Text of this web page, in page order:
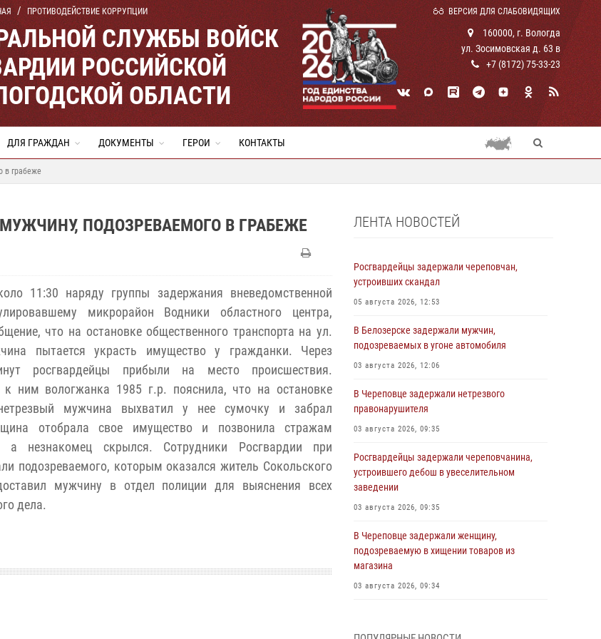
ПРОТИВОДЕЙСТВИЕ КОРРУПЦИИ ВЕРСИЯ ДЛЯ СЛАБОВИДЯЩИХ
СЛУЖБЫ ВОЙСК
РОССИЙСКОЙ
ОБЛАСТИ
160000, г. Вологда
ул. Зосимовская д. 63 в
+7 (8172) 75-33-23
ДЛЯ ГРАЖДАН ДОКУМЕНТЫ ГЕРОИ КОНТАКТЫ
в грабеже
ПОДОЗРЕВАЕМОГО В ГРАБЕЖЕ
11:30 наряду группы задержания вневедомственной
микрорайон Водники областного центра,
что на остановке общественного транспорта на ул.
пытается украсть имущество у гражданки. Через
росгвардейцы прибыли на место происшествия.
к ним вологжанка 1985 г.р. пояснила, что на остановке
мужчина выхватил у нее сумочку и забрал
отобрала свое имущество и позвонила стражам
а незнакомец скрылся. Сотрудники Росгвардии при
подозреваемого, которым оказался житель Сокольского
мужчину в отдел полиции для выяснения всех
дела.
ЛЕНТА НОВОСТЕЙ
Росгвардейцы задержали череповчан,
устроивших скандал
05 августа 2026, 12:53
В Белозерске задержали мужчин,
подозреваемых в угоне автомобиля
03 августа 2026, 12:06
В Череповце задержали нетрезвого
правонарушителя
03 августа 2026, 09:35
Росгвардейцы задержали череповчанина,
устроившего дебош в увеселительном
заведении
03 августа 2026, 09:35
В Череповце задержали женщину,
подозреваемую в хищении товаров из
магазина
03 августа 2026, 09:34